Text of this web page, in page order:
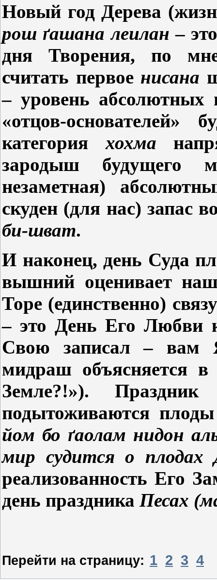
Новый год Дерева
рош ґашана леилан –
дня Творения, по
считать первое нисана
– уровень абсолютных
«отцов-
категорияхохма
зародыш будущего
незаметная)
скуден (для нас) запас
би-шват.
И наконец, день Суда
вышний оценивает
Торе (единственно)
– это День Его Любви
Свою записал – вам
мидраш объясняется
Земле?!»).
подытоживаются
йом бо ґаолам нидон
мир судится о плодах
реализованность Его
день праздника Песах
Перейти на страницу: 1 2 3 4